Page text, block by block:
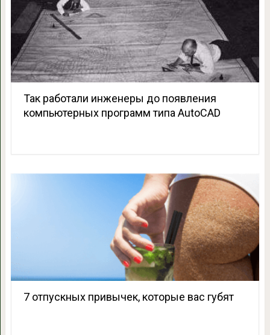
Так работали инженеры до появления
компьютерных программ типа AutoCAD
7 отпускных привычек, которые вас губят